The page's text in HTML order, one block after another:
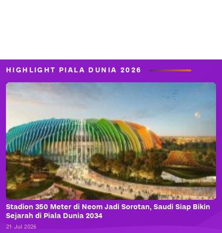
HIGHLIGHT PIALA DUNIA 2026
Stadion 350 Meter di Neom Jadi Sorotan, Saudi Siap Bikin
Sejarah di Piala Dunia 2034
21 Jul 2026